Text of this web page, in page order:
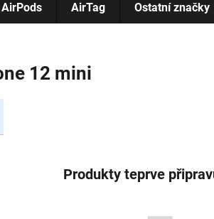
AirPods AirTag Ostatní značky
12 mini
Produkty teprve